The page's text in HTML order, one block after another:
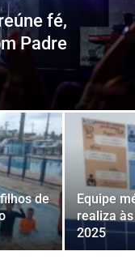
fé,
Padre
de
Equipe
realiza
2025